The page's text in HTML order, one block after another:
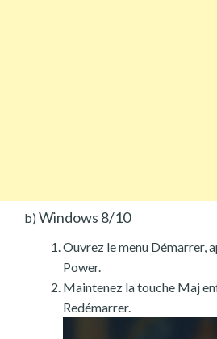
b) Windows 8/10
Ouvrez le menu Démarrer,
Power.
Maintenez la touche Maj
Redémarrer.